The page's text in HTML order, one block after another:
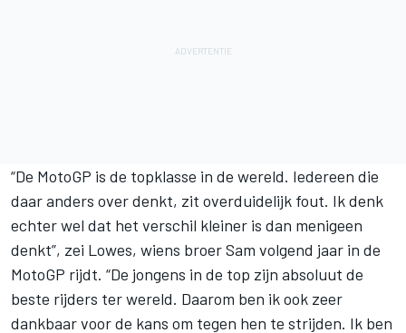
“De MotoGP is de topklasse in de wereld. Iedereen die
daar anders over denkt, zit overduidelijk fout. Ik denk
echter wel dat het verschil kleiner is dan menigeen
denkt”, zei Lowes, wiens broer Sam volgend jaar in de
MotoGP rijdt. “De jongens in de top zijn absoluut de
beste rijders ter wereld. Daarom ben ik ook zeer
dankbaar voor de kans om tegen hen te strijden. Ik ben